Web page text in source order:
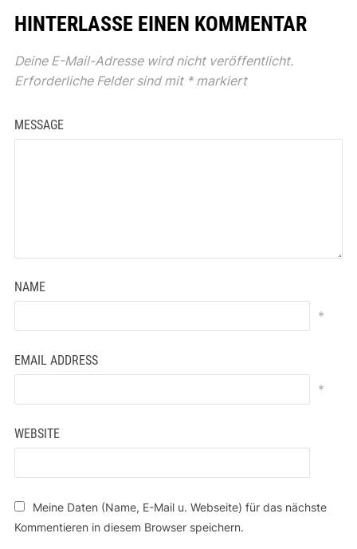
HINTERLASSE EINEN KOMMENTAR
Deine E-Mail-Adresse wird nicht veröffentlicht.
Erforderliche Felder sind mit *markiert
MESSAGE
NAME
*
EMAIL ADDRESS
*
WEBSITE
Meine Daten (Name, E-Mail u. Webseite) für das nächste
Kommentieren in diesem Browser speichern.